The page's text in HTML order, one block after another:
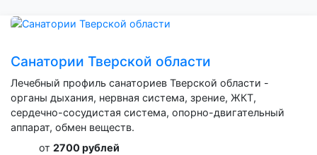
Санатории Тверской области
Лечебный профиль санаториев Тверской области -
органы дыхания, нервная система, зрение, ЖКТ,
сердечно-сосудистая система, опорно-двигательный
аппарат, обмен веществ.
от 2700 рублей